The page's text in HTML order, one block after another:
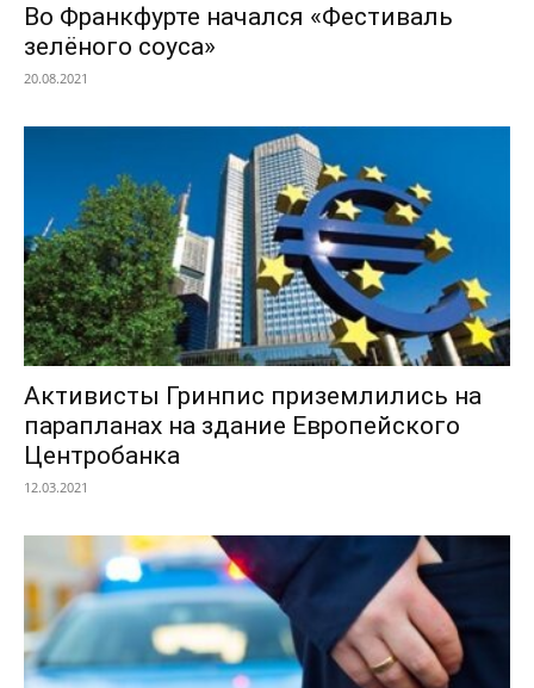
Во Франкфурте начался «Фестиваль
зелёного соуса»
20.08.2021
Активисты Гринпис приземлились на
парапланах на здание Европейского
Центробанка
12.03.2021